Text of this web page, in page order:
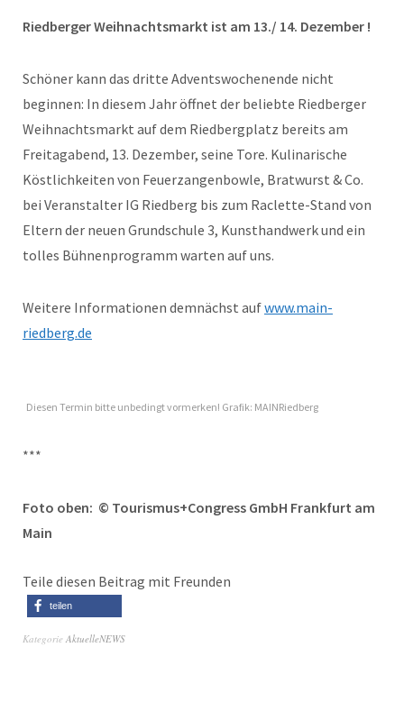
Riedberger Weihnachtsmarkt ist am 13./ 14. Dezember !
Schöner kann das dritte Adventswochenende nicht
beginnen: In diesem Jahr öffnet der beliebte Riedberger
Weihnachtsmarkt auf dem Riedbergplatz bereits am
Freitagabend, 13. Dezember, seine Tore. Kulinarische
Köstlichkeiten von Feuerzangenbowle, Bratwurst & Co.
bei Veranstalter IG Riedberg bis zum Raclette-Stand von
Eltern der neuen Grundschule 3, Kunsthandwerk und ein
tolles Bühnenprogramm warten auf uns.
Weitere Informationen demnächst aufwww.main-
riedberg.de
Diesen Termin bitte unbedingt vormerken! Grafik: MAINRiedberg
***
Foto oben: © Tourismus+Congress GmbH Frankfurt am
Main
Teile diesen Beitrag mit Freunden
teilen
Kategorie AktuelleNEWS